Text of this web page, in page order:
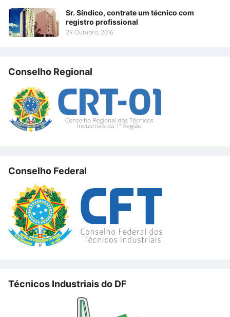
Sr. Síndico, contrate um técnico com
registro profissional
29 Outubro, 2016
Conselho Regional
Conselho Federal
Técnicos Industriais do DF